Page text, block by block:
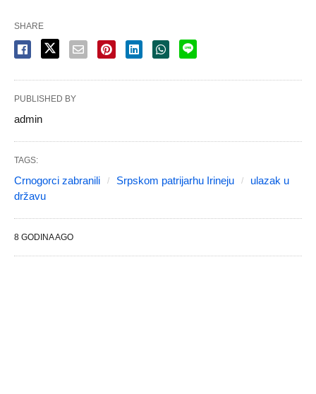
SHARE
PUBLISHED BY
admin
TAGS:
Crnogorci zabranili Srpskom patrijarhu Irineju
ulazak u
državu
8 GODINA AGO